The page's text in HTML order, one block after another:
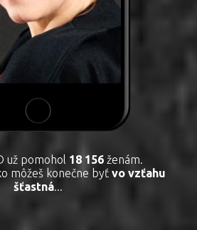
už pomohol 18 156 ženám.
môžeš konečne byť vo vzťahu
šťastná...